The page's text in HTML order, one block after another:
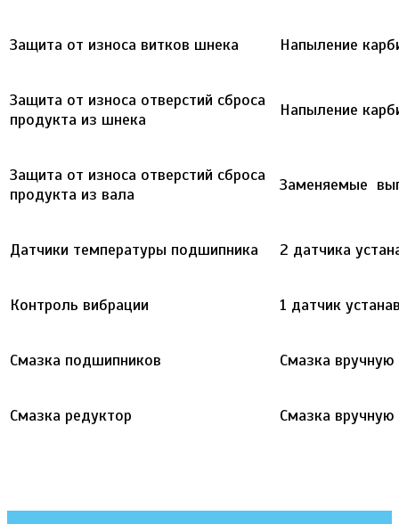
Защита от износа витков шнека Напыление
Защита от износа отверстий сброса
продукта из шнека
Напыление
Защита от износа отверстий сброса
продукта из вала
Заменяемые
Датчики температуры подшипника 2 датчика
Контроль вибрации 1 датчик
Смазка подшипников Смазка вручную
Смазка редуктор Смазка вручную